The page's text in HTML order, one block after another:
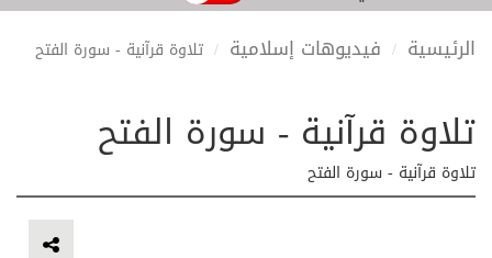
الرئيسية فيديوهات إسلامية تلاوة قرآنية - سورة الفتح
تلاوة قرآنية - سورة الفتح
تلاوة قرآنية - سورة الفتح